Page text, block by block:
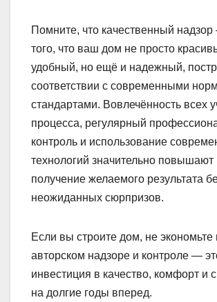
Помните, что качественный надзор
того, что ваш дом не просто
удобный, но ещё и надежный,
соответствии с современными
стандартами. Вовлечённость всех
процесса, регулярный
контроль и использование
технологий значительно
получение желаемого результата
неожиданных сюрпризов.
Если вы строите дом, не экономьте
авторском надзоре и контроле —
инвестиция в качество, комфорт и
на долгие годы вперед.